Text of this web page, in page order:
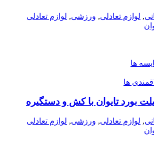
, لوازم تعادلی, ورزشی, لوازم تعادلی
ها
ها
, لوازم تعادلی, ورزشی, لوازم تعادلی